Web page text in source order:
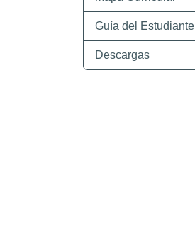
Guía del Estudiante
Descargas